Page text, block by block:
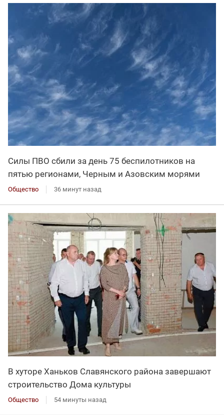
Силы ПВО сбили за день 75 беспилотников на
пятью регионами, Черным и Азовским морями
Общество 36 минут назад
В хуторе Ханьков Славянского района завершают
строительство Дома культуры
Общество 54 минуты назад